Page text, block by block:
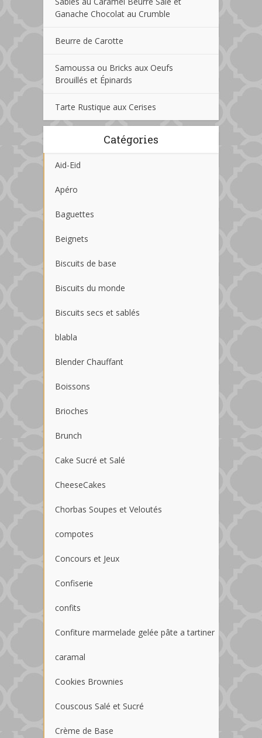
Ganache Chocolat au Crumble
Beurre de Carotte
Samoussa ou Bricks aux Oeufs
Brouillés et Épinards
Tarte Rustique aux Cerises
Catégories
Aid-Eid
Apéro
Baguettes
Beignets
Biscuits de base
Biscuits du monde
Biscuits secs et sablés
blabla
Blender Chauffant
Boissons
Brioches
Brunch
Cake Sucré et Salé
CheeseCakes
Chorbas Soupes et Veloutés
compotes
Concours et Jeux
Confiserie
confits
Confiture marmelade gelée pâte a tartiner
caramal
Cookies Brownies
Couscous Salé et Sucré
Crème de Base